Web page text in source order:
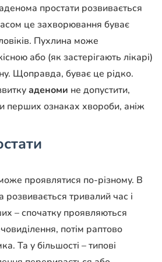
простати розвивається
це захворювання буває
Пухлина може
або (як застерігають лікарі)
Щоправда, буває це рідко.
аденоми не допустити,
перших ознаках хвороби, аніж
проявлятися по-різному. В
розвивається тривалий час і
– спочатку проявляються
потім раптово
Та у більшості – типові